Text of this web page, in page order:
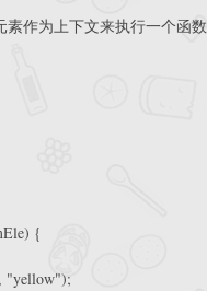
素作为上下文来执行一个函数
{
"yellow");